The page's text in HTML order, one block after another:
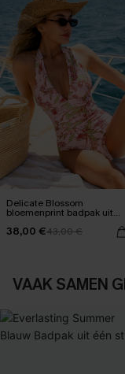
Delicate Blossom
bloemenprint badpak uit
38,00 €43,00 €
VAAK SAMEN